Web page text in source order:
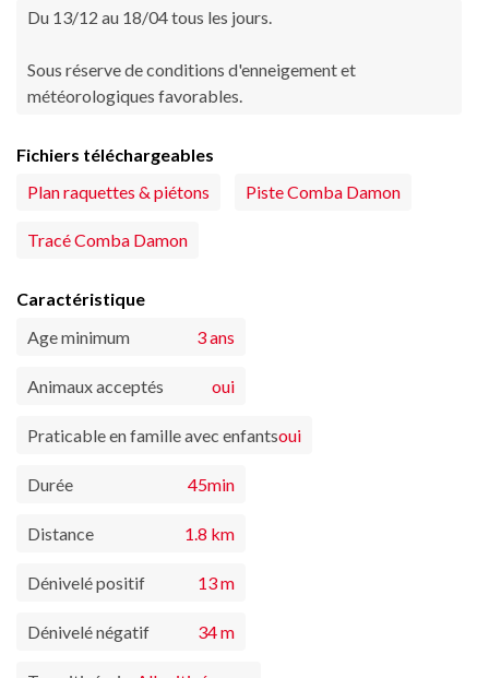
Du 13/12 au 18/04 tous les jours.
Sous réserve de conditions d'enneigement et
météorologiques favorables.
Fichiers téléchargeables
Plan raquettes & piétons
Piste Comba Damon
Tracé Comba Damon
Caractéristique
Age minimum
3 ans
Animaux acceptés oui
Praticable en famille avec enfantsoui
Durée 45min
Distance 1.8 km
Dénivelé positif 13 m
Dénivelé négatif 34 m